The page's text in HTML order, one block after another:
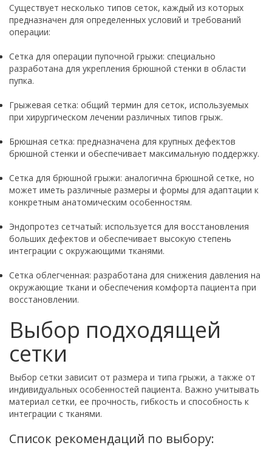
Существует несколько типов сеток, каждый из которых
предназначен для определенных условий и требований
операции:
Сетка для операции пупочной грыжи: специально
разработана для укрепления брюшной стенки в области
пупка.
Грыжевая сетка: общий термин для сеток, используемых
при хирургическом лечении различных типов грыж.
Брюшная сетка: предназначена для крупных дефектов
брюшной стенки и обеспечивает максимальную поддержку.
Сетка для брюшной грыжи: аналогична брюшной сетке, но
может иметь различные размеры и формы для адаптации к
конкретным анатомическим особенностям.
Эндопротез сетчатый: используется для восстановления
больших дефектов и обеспечивает высокую степень
интеграции с окружающими тканями.
Сетка облегченная: разработана для снижения давления на
окружающие ткани и обеспечения комфорта пациента при
восстановлении.
Выбор подходящей
сетки
Выбор сетки зависит от размера и типа грыжи, а также от
индивидуальных особенностей пациента. Важно учитывать
материал сетки, ее прочность, гибкость и способность к
интеграции с тканями.
Список рекомендаций по выбору: